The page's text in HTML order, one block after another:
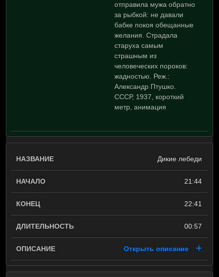
отправила мужа обратно
за рыбкой: не давали
бабке покоя обещанные
желания. Страдала
старуха самым
страшным из
человеческих пороков:
жадностью. Реж.:
Александр Птушко.
СССР, 1937, короткий
метр, анимация
Дикие лебеди
21:44
22:41
00:57
Открыть описание